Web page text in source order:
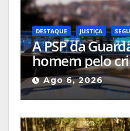
DESTAQUE JUSTIÇA
A PSP da
homem pelo
Doméstica
na via pública
Ago 6, 2026